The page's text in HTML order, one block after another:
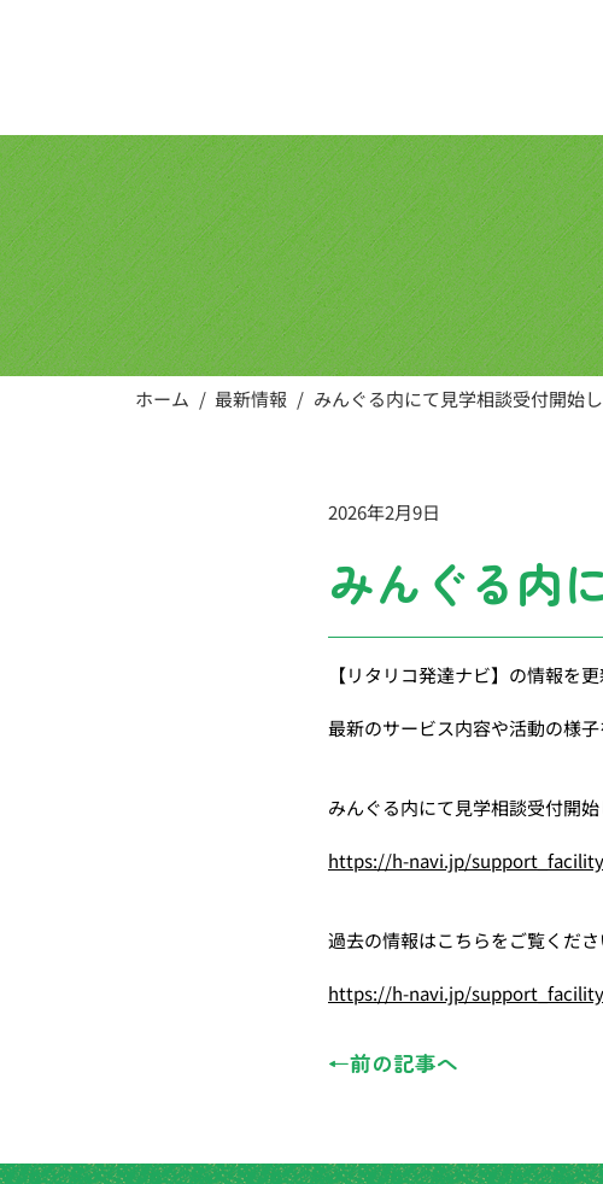
ホーム / 最新情報 / みんぐる内にて見学相談受付開始
2026年2月9日
みんぐる内
【リタリコ発達ナビ】の情報を
最新のサービス内容や活動の様
みんぐる内にて見学相談受付開
https://h-navi.jp/
過去の情報はこちらをご覧くださ
https://h-navi.jp/
←前の記事へ